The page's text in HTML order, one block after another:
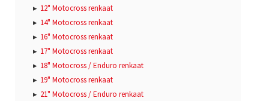
12" Motocross renkaat
14" Motocross renkaat
16" Motocross renkaat
17" Motocross renkaat
18" Motocross / Enduro renkaat
19" Motocross renkaat
21" Motocross / Enduro renkaat